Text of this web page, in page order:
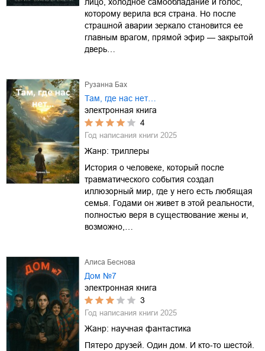
которому верила вся страна. Но после
страшной аварии зеркало становится ее
главным врагом, прямой эфир — закрытой
дверь…
Рузанна Бах
Там, где нас нет…
электронная книга
4
Год написания книги 2025
Жанр: триллеры
История о человеке, который после
травматического события создал
иллюзорный мир, где у него есть любящая
семья. Годами он живет в этой реальности,
полностью веря в существование жены и,
возможно,…
Алиса Беснова
Дом №7
электронная книга
3
Год написания книги 2025
Жанр: научная фантастика
Пятеро друзей. Один дом. И кто-то шестой.